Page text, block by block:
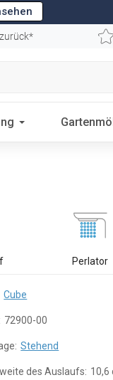
Perlator
Cube
72900-00
Stehend
des Auslaufs: 10,6